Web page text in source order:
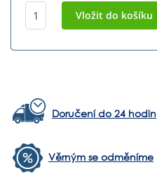
Doručení do 24 hodin
Věrným se odměníme